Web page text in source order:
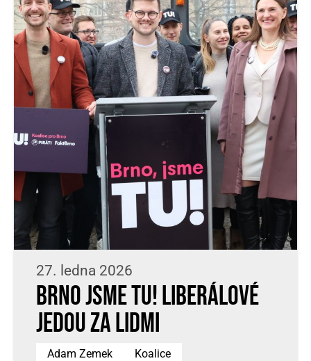
27. ledna 2026
Brno jsme TU! Liberálové
jedou za lidmi
Adam Zemek
Koalice